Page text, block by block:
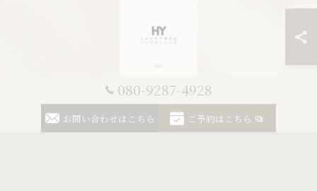
080-9287-4928
お問い合わせはこちら ご予約はこちら
© 2026 栃木のエステならニキビケア専門店 ハーブピーリングHY ALL RIGHTS
RESERVED.